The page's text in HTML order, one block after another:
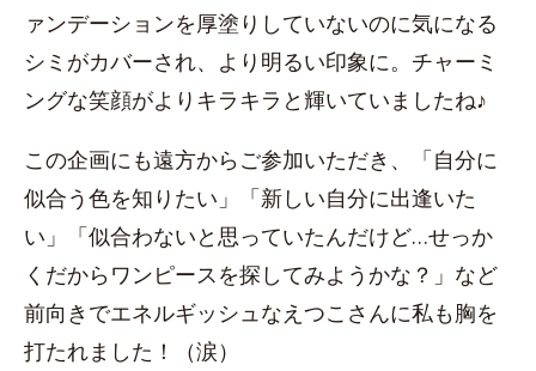
ァンデーションを厚塗りしていないのに気になる
シミがカバーされ、より明るい印象に。チャーミ
ングな笑顔がよりキラキラと輝いていましたね♪
この企画にも遠方からご参加いただき、「自分に
似合う色を知りたい」「新しい自分に出逢いた
い」「似合わないと思っていたんだけど…せっか
くだからワンピースを探してみようかな？」など
前向きでエネルギッシュなえつこさんに私も胸を
打たれました！（涙）